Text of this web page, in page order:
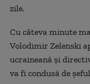
zile.
Cu câteva minute
Volodimir Zelenski
ucraineană și
va fi condusă de